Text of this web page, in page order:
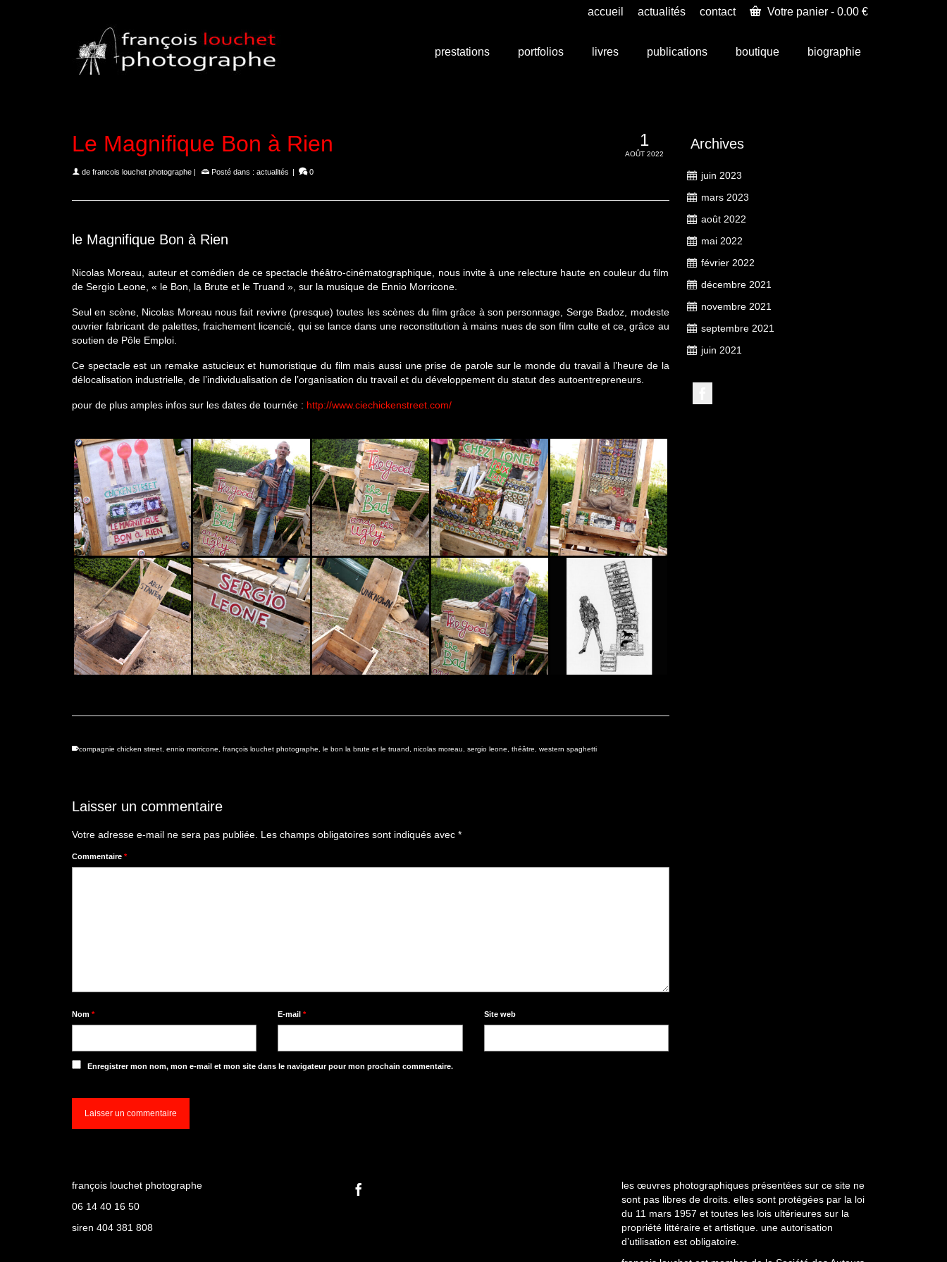
accueil actualités contact Votre panier - 0.00 €
prestations portfolios livres publications boutique biographie
1
AOÛT 2022
Le Magnifique Bon à Rien
de francois louchet photographe | Posté dans : actualités | 0
le Magnifique Bon à Rien
Nicolas Moreau, auteur et comédien de ce spectacle théâtro-cinématographique, nous invite à une relecture haute en couleur du film
de Sergio Leone, « le Bon, la Brute et le Truand », sur la musique de Ennio Morricone.
Seul en scène, Nicolas Moreau nous fait revivre (presque) toutes les scènes du film grâce à son personnage, Serge Badoz, modeste
ouvrier fabricant de palettes, fraichement licencié, qui se lance dans une reconstitution à mains nues de son film culte et ce, grâce au
soutien de Pôle Emploi.
Ce spectacle est un remake astucieux et humoristique du film mais aussi une prise de parole sur le monde du travail à l’heure de la
délocalisation industrielle, de l’individualisation de l’organisation du travail et du développement du statut des autoentrepreneurs.
pour de plus amples infos sur les dates de tournée : http://www.ciechickenstreet.com/
compagnie chicken street ennio morricone françois louchet photographe le bon la brute et le truand nicolas moreau sergio leone théâtre western spaghetti
Laisser un commentaire
Votre adresse e-mail ne sera pas publiée. Les champs obligatoires sont indiqués avec *
Commentaire *
Nom * E-mail* Site web
Enregistrer mon nom, mon e-mail et mon site dans le navigateur pour mon prochain commentaire.
Archives
juin 2023
mars 2023
août 2022
mai 2022
février 2022
décembre 2021
novembre 2021
septembre 2021
juin 2021
françois louchet photographe
06 14 40 16 50
siren 404 381 808
les œuvres photographiques présentées sur ce site ne
sont pas libres de droits. elles sont protégées par la loi
du 11 mars 1957 et toutes les lois ultérieures sur la
propriété littéraire et artistique. une autorisation
d’utilisation est obligatoire.